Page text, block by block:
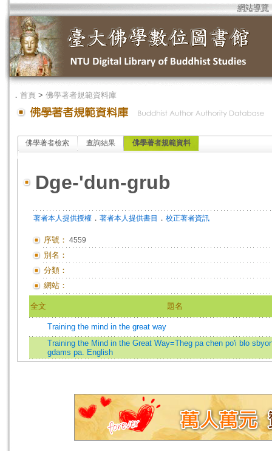
網站導覽
． 首頁 > 佛學著者規範資料庫
佛學著者檢索 查詢結果 佛學著者規範資料
Dge-'dun-grub
著者本人提供授權 ． 著者本人提供書目 ． 校正著者資訊
序號： 4559
別名：
分類：
網站：
全文 題名
Training the mind in the great way
Training the Mind in the Great Way=Theg pa chen po'i blo
gdams pa. English